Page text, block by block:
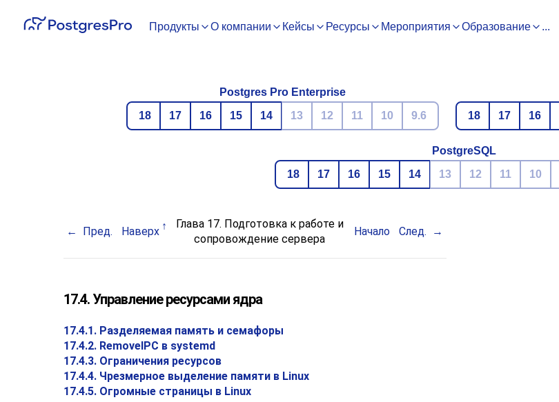
Продукты О компании Кейсы Ресурсы Мероприятия Образование ...
Postgres Pro Enterprise
18
17 16 15 14 13 12 11 10 9.6
18
17 16
PostgreSQL
18
17 16 15 14 13 12 11 10
Пред. Наверх
Глава 17. Подготовка к работе и
сопровождение сервера
Начало След.
17.4. Управление ресурсами ядра
17.4.1. Разделяемая память и семафоры
17.4.2. RemoveIPC в systemd
17.4.3. Ограничения ресурсов
17.4.4. Чрезмерное выделение памяти в Linux
17.4.5. Огромные страницы в Linux